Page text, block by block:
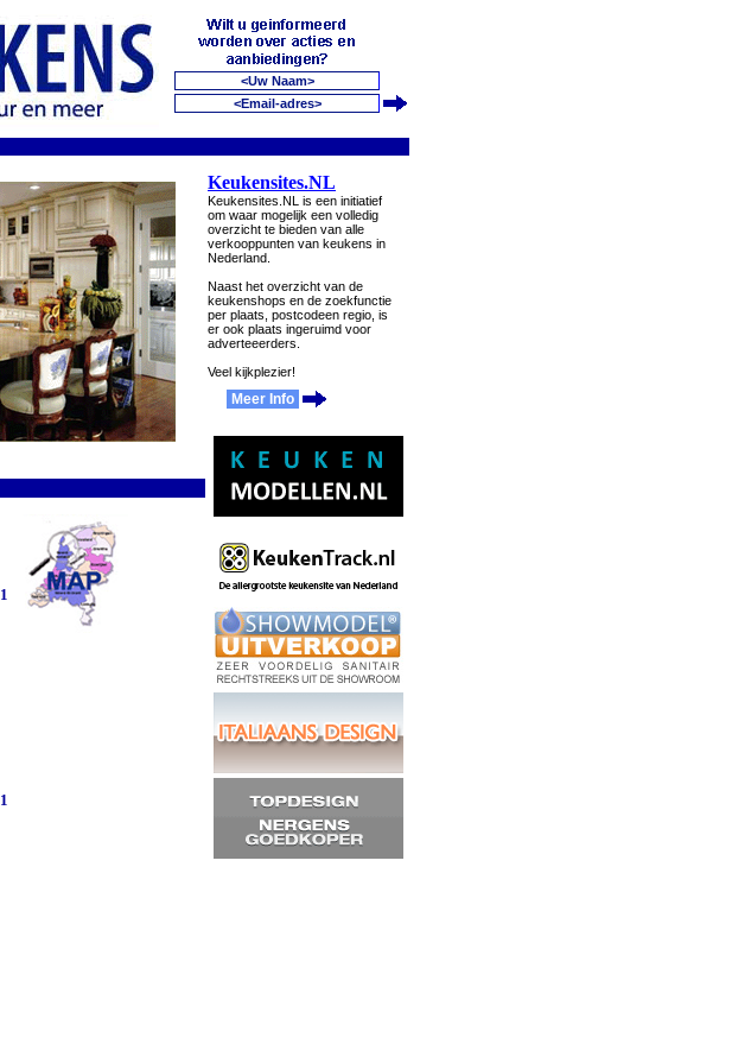
1
1
Keukensites.NL
Keukensites.NL is een initiatief
om waar mogelijk een volledig
overzicht te bieden van alle
verkooppunten van keukens in
Nederland.
Naast het overzicht van de
keukenshops en de zoekfunctie
per plaats, postcodeen regio, is
er ook plaats ingeruimd voor
adverteeerders.
Veel kijkplezier!
Meer Info